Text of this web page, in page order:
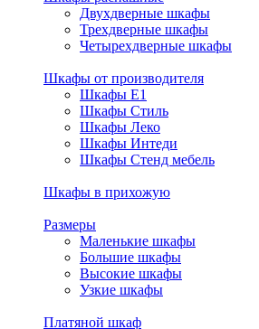
Двухдверные шкафы
Трехдверные шкафы
Четырехдверные шкафы
Шкафы от производителя
Шкафы E1
Шкафы Стиль
Шкафы Леко
Шкафы Интеди
Шкафы Стенд мебель
Шкафы в прихожую
Размеры
Маленькие шкафы
Большие шкафы
Высокие шкафы
Узкие шкафы
Платяной шкаф